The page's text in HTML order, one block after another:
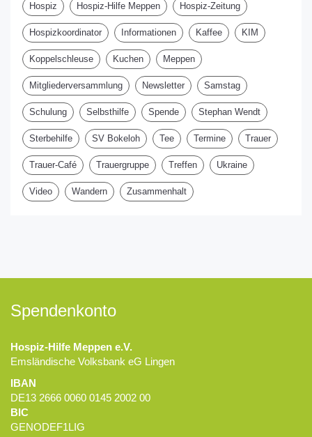
Hospiz Hospiz-Hilfe Meppen Hospiz-Zeitung
Hospizkoordinator Informationen Kaffee KIM
Koppelschleuse Kuchen Meppen
Mitgliederversammlung Newsletter Samstag
Schulung Selbsthilfe Spende Stephan Wendt
Sterbehilfe SV Bokeloh Tee Termine Trauer
Trauer-Café Trauergruppe Treffen Ukraine
Video Wandern Zusammenhalt
Spendenkonto
Hospiz-Hilfe Meppen e.V.
Emsländische Volksbank eG Lingen
IBAN
DE13 2666 0060 0145 2002 00
BIC
GENODEF1LIG